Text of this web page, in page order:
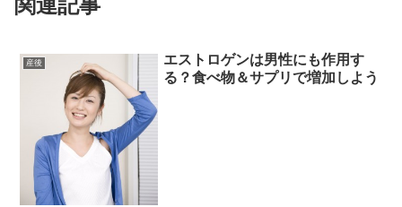
関連記事
産後
エストロゲンは男性にも作用す
る？食べ物＆サプリで増加しよう